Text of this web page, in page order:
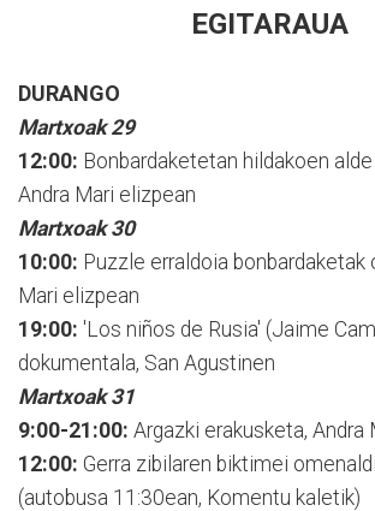
EGITARAUA
DURANGO
Martxoak 29
12:00: Bonbardaketetan hildakoen
Andra Mari elizpean
Martxoak 30
10:00: Puzzle erraldoia bonbardaketak
Mari elizpean
19:00: 'Los niños de Rusia' (Jaime
dokumentala, San Agustinen
Martxoak 31
9:00-21:00: Argazki erakusketa, Andra
12:00: Gerra zibilaren biktimei
(autobusa 11:30ean, Komentu kaletik)